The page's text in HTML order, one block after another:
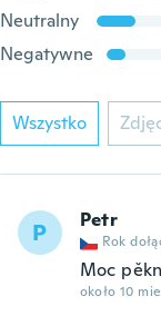
Neutralny
Negatywne
Wszystko
P Petr
Rok
Moc
około 10